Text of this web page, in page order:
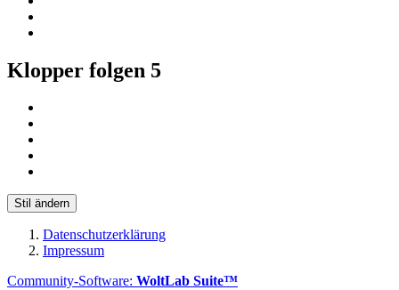
Klopper folgen 5
Stil ändern
Datenschutzerklärung
Impressum
Community-Software: WoltLab Suite™